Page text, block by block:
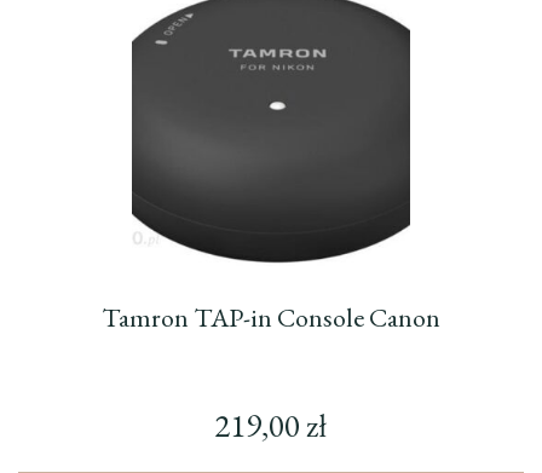
Tamron TAP-in Console Canon
219,00zł